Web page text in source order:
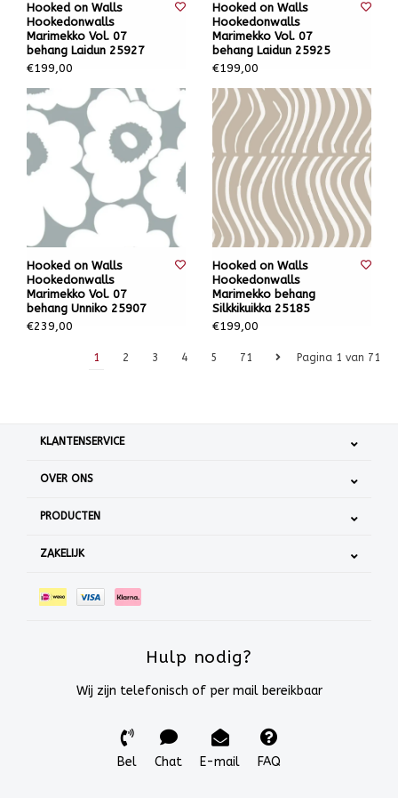
Hooked on Walls
Hookedonwalls
Marimekko Vol. 07
behang Laidun 25927
€199,00
Hooked on Walls
Hookedonwalls
Marimekko Vol. 07
behang Laidun 25925
€199,00
Hooked on Walls
Hookedonwalls
Marimekko Vol. 07
behang Unniko 25907
€239,00
Hooked on Walls
Hookedonwalls
Marimekko behang
Silkkikuikka 25185
€199,00
Pagina 1 van 71
1 2 3 4 5 71
KLANTENSERVICE
OVER ONS
PRODUCTEN
ZAKELIJK
Hulp nodig?
Wij zijn telefonisch of per mail bereikbaar
Bel Chat E-mail FAQ